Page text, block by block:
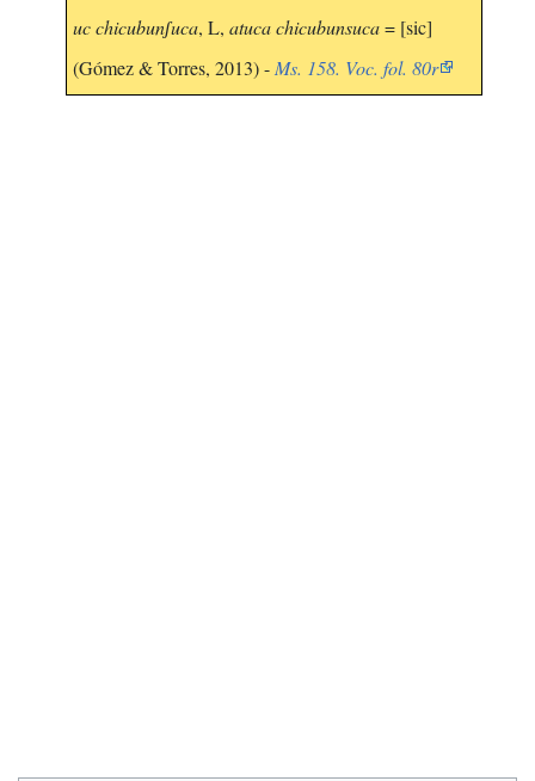
uc chicubunʃuca, L, atuca chicubunsuca= [sic]
(Gómez & Torres, 2013) - Ms. 158. Voc. fol. 80r